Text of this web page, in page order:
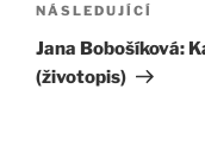
Následující
příspěvek
NÁSLEDUJÍCÍ
Jana Bobošíková:
(životopis)